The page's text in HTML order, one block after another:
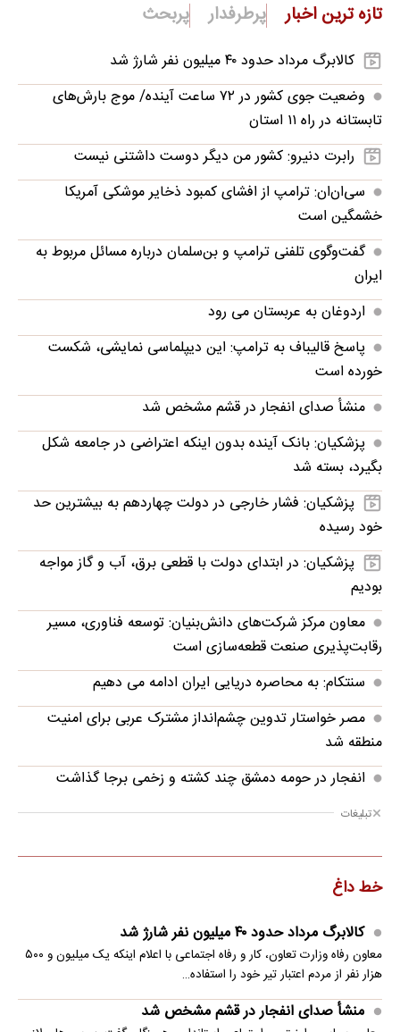
تازه ترین اخبار پرطرفدار پربحث
کالابرگ مرداد حدود ۴۰‌ میلیون نفر شارژ شد
وضعیت جوی کشور در ۷۲ ساعت آینده/ موج بارش‌های
تابستانه در راه ۱۱ استان
رابرت دنیرو: کشور من دیگر دوست داشتنی نیست
سی‌ان‌ان: ترامپ از افشای کمبود ذخایر موشکی آمریکا
خشمگین است
گفت‌وگوی تلفنی ترامپ و بن‌سلمان درباره مسائل مربوط به
ایران
اردوغان به عربستان می رود
پاسخ قالیباف به ترامپ: این دیپلماسی نمایشی، شکست
خورده است
منشأ صدای انفجار در قشم مشخص شد
پزشکیان: بانک آینده بدون اینکه اعتراضی در جامعه شکل
بگیرد، بسته شد
پزشکیان: فشار خارجی در دولت چهاردهم به بیشترین حد
خود رسیده
پزشکیان: در ابتدای دولت با قطعی برق، آب و گاز مواجه
بودیم
معاون مرکز شرکت‌های دانش‌بنیان: توسعه فناوری، مسیر
رقابت‌پذیری صنعت قطعه‌سازی است
سنتکام: به محاصره دریایی ایران ادامه می دهیم
مصر خواستار تدوین چشم‌انداز مشترک عربی برای امنیت
منطقه شد
انفجار در حومه دمشق چند کشته و زخمی برجا گذاشت
تبلیغات
خط داغ
کالابرگ مرداد حدود ۴۰‌ میلیون نفر شارژ شد
معاون رفاه وزارت تعاون، کار و رفاه اجتماعی با اعلام اینکه یک میلیون و ۵۰۰
هزار نفر از مردم اعتبار تیر خود را استفاده…
منشأ صدای انفجار در قشم مشخص شد